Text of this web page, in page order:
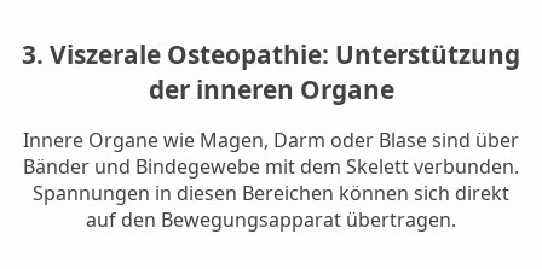
3. Viszerale Osteopathie: Unterstützung
der inneren Organe
Innere Organe wie Magen, Darm oder Blase sind über
Bänder und Bindegewebe mit dem Skelett verbunden.
Spannungen in diesen Bereichen können sich direkt
auf den Bewegungsapparat übertragen.